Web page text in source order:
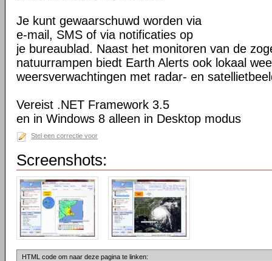
Je kunt gewaarschuwd worden via
e-mail, SMS of via notificaties op
je bureaublad. Naast het monitoren van de
natuurrampen biedt Earth Alerts ook lokaal
weersverwachtingen met radar- en
Vereist .NET Framework 3.5
en in Windows 8 alleen in Desktop modus
Stel een correctie voor
Screenshots:
HTML code om naar deze pagina te linken: